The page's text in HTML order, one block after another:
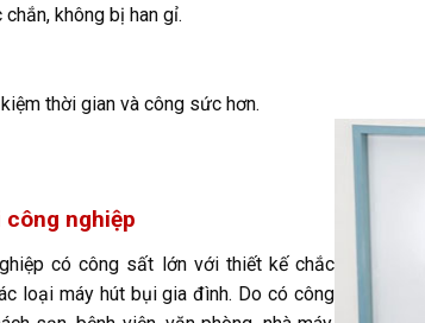
không bị han gỉ.
thời gian và công sức hơn.
nghiệp
có công sất lớn với thiết kế chắc
loại máy hút bụi gia đình. Do có công